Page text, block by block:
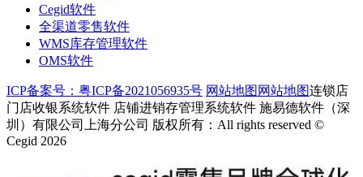
Cegid软件
全渠道零售软件
WMS库存管理软件
OMS软件
ICP备案号：粤ICP备2021056935号 网站地图 网站地图连锁店
门店收银系统软件 店铺进销存管理系统软件 施易德软件（深
圳）有限公司上海分公司 版权所有：All rights reserved ©
Cegid 2026